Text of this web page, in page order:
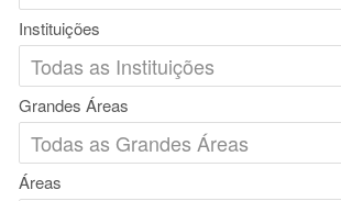
Instituições
Grandes Áreas
Áreas